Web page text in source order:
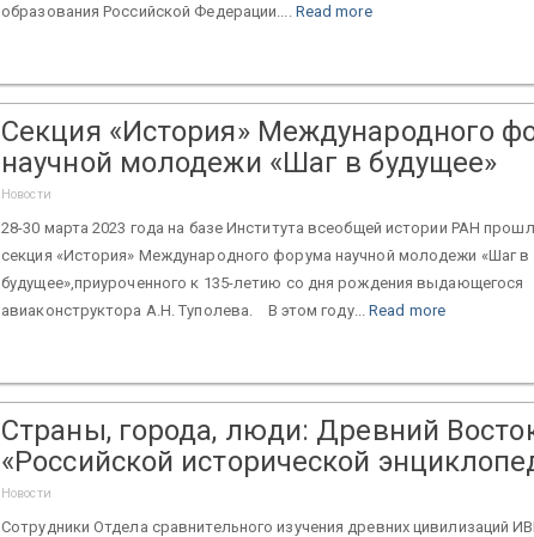
образования Российской Федерации.... Read more
Секция «История» Международного
научной молодежи «Шаг в будущее»
Новости
28-30 марта 2023 года на базе Института всеобщей истории РАН
секция «История» Международного форума научной молодежи «Шаг в
будущее»,приуроченного к 135-летию со дня рождения выдающегося
авиаконструктора А.Н. Туполева. В этом году... Read more
Страны, города, люди: Древний
«Российской исторической
Новости
Сотрудники Отдела сравнительного изучения древних цивилизаций